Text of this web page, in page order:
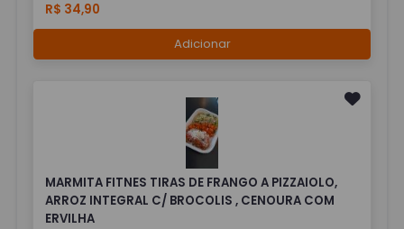
R$ 34,90
Adicionar
MARMITA FITNES TIRAS DE FRANGO A PIZZAIOLO,
ARROZ INTEGRAL C/ BROCOLIS , CENOURA COM
ERVILHA